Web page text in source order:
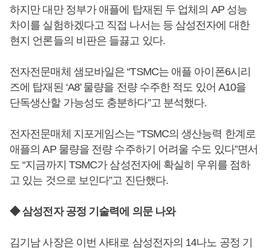
하지만 대만 정부가 애플에 탑재된 두 업체의 AP 성능
차이를 실험하겠다고 직접 나서는 등 삼성전자에 대한
현지 언론들의 비판은 들끓고 있다.
전자전문매체 샘모바일은 “TSMC는 애플 아이폰6시리
즈에 탑재된 ‘A8’ 물량을 전량 수주한 적도 있어 A10을
단독생산할 가능성도 충분하다”고 분석했다.
전자전문매체 지포게임스는 “TSMC의 생산능력 한계로
애플의 AP 물량을 전량 수주하기 어려울 수도 있다”면서
도 “지금까지 TSMC가 삼성전자에 확실히 우위를 점하
고 있는 것으로 보인다”고 진단했다.
◆ 삼성전자 공정 기술력에 의문 나와
김기남 사장은 이번 사태로 삼성전자의 14나노 공정 기